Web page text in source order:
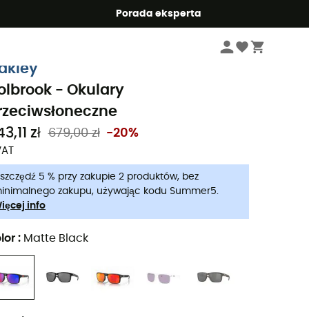
Porada eksperta
Okulary przeciwsłoneczne meski
- Okulary
zł 679,00 zł -20%
5 % przy zakupie 2 produktów, bez
zakupu, używając kodu Summer5.
info
: Matte Black